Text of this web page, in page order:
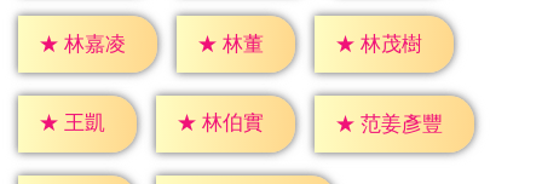
★ 林嘉凌 ★ 林董 ★ 林茂樹
★ 王凱 ★ 林伯實 ★ 范姜彥豐